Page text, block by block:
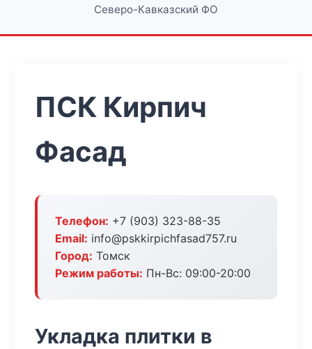
Северо-Кавказский ФО
ПСК Кирпич
Фасад
Телефон: +7 (903) 323-88-35
Email: info@pskkirpichfasad757.ru
Город: Томск
Режим работы: Пн-Вс: 09:00-20:00
Укладка плитки в